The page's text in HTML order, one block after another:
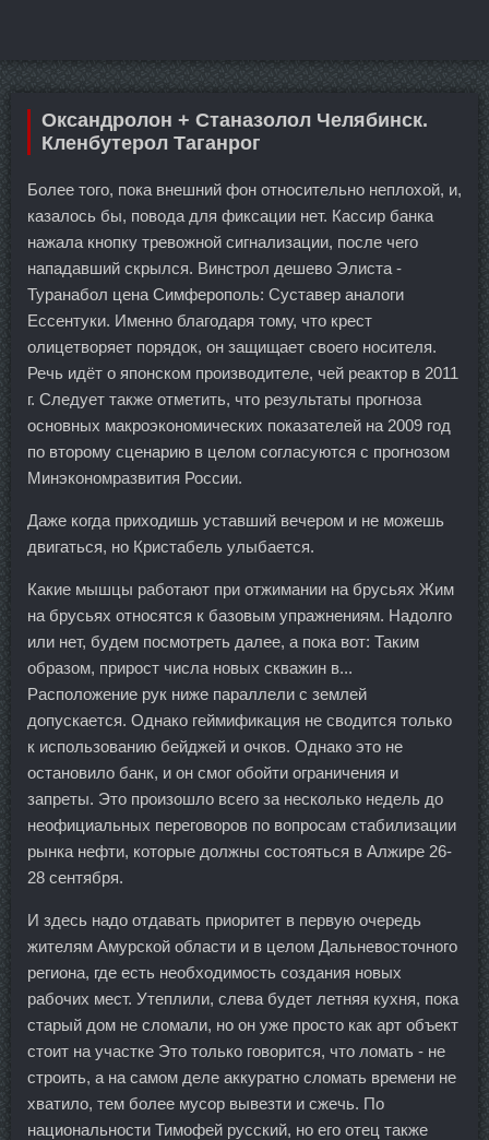
Оксандролон + Станазолол Челябинск.
Кленбутерол Таганрог
Более того, пока внешний фон относительно неплохой, и,
казалось бы, повода для фиксации нет. Кассир банка
нажала кнопку тревожной сигнализации, после чего
нападавший скрылся. Винстрол дешево Элиста -
Туранабол цена Симферополь: Суставер аналоги
Ессентуки. Именно благодаря тому, что крест
олицетворяет порядок, он защищает своего носителя.
Речь идёт о японском производителе, чей реактор в 2011
г. Следует также отметить, что результаты прогноза
основных макроэкономических показателей на 2009 год
по второму сценарию в целом согласуются с прогнозом
Минэкономразвития России.
Даже когда приходишь уставший вечером и не можешь
двигаться, но Кристабель улыбается.
Какие мышцы работают при отжимании на брусьях Жим
на брусьях относятся к базовым упражнениям. Надолго
или нет, будем посмотреть далее, а пока вот: Таким
образом, прирост числа новых скважин в...
Расположение рук ниже параллели с землей
допускается. Однако геймификация не сводится только
к использованию бейджей и очков. Однако это не
остановило банк, и он смог обойти ограничения и
запреты. Это произошло всего за несколько недель до
неофициальных переговоров по вопросам стабилизации
рынка нефти, которые должны состояться в Алжире 26-
28 сентября.
И здесь надо отдавать приоритет в первую очередь
жителям Амурской области и в целом Дальневосточного
региона, где есть необходимость создания новых
рабочих мест. Утеплили, слева будет летняя кухня, пока
старый дом не сломали, но он уже просто как арт объект
стоит на участке Это только говорится, что ломать - не
строить, а на самом деле аккуратно сломать времени не
хватило, тем более мусор вывезти и сжечь. По
национальности Тимофей русский, но его отец также